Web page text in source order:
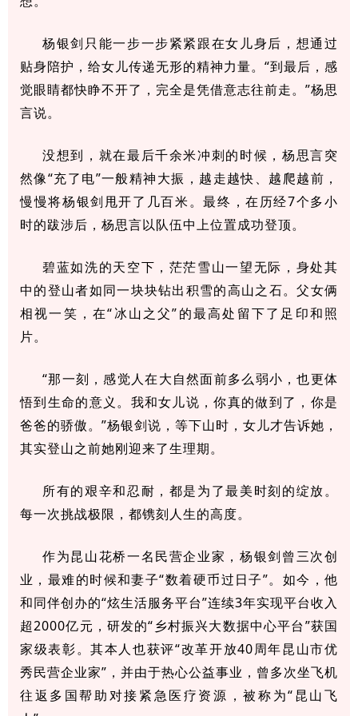
杨银剑只能一步一步紧紧跟在女儿身后，想通过
贴身陪护，给女儿传递无形的精神力量。“到最后，感
觉眼睛都快睁不开了，完全是凭借意志往前走。”杨思
言说。
没想到，就在最后千余米冲刺的时候，杨思言突
然像“充了电”一般精神大振，越走越快、越爬越前，
慢慢将杨银剑甩开了几百米。最终，在历经7个多小
时的跋涉后，杨思言以队伍中上位置成功登顶。
碧蓝如洗的天空下，茫茫雪山一望无际，身处其
中的登山者如同一块块钻出积雪的高山之石。父女俩
相视一笑，在“冰山之父”的最高处留下了足印和照
片。
“那一刻，感觉人在大自然面前多么弱小，也更体
悟到生命的意义。我和女儿说，你真的做到了，你是
爸爸的骄傲。”杨银剑说，等下山时，女儿才告诉她，
其实登山之前她刚迎来了生理期。
所有的艰辛和忍耐，都是为了最美时刻的绽放。
每一次挑战极限，都镌刻人生的高度。
作为昆山花桥一名民营企业家，杨银剑曾三次创
业，最难的时候和妻子“数着硬币过日子”。如今，他
和同伴创办的“炫生活服务平台”连续3年实现平台收入
超2000亿元，研发的“乡村振兴大数据中心平台”获国
家级表彰。其本人也获评“改革开放40周年昆山市优
秀民营企业家”，并由于热心公益事业，曾多次坐飞机
往返多国帮助对接紧急医疗资源，被称为“昆山飞